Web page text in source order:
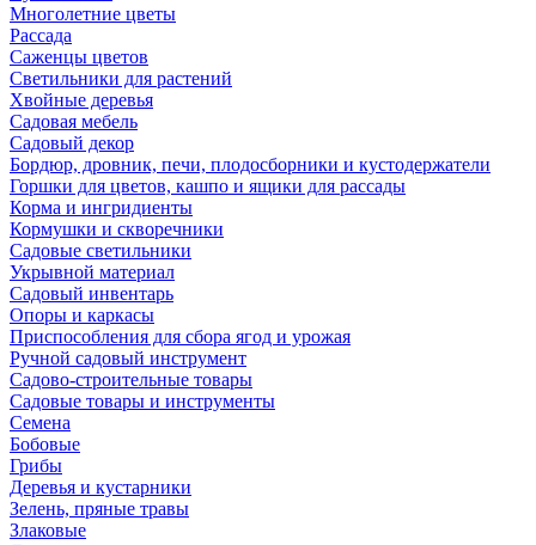
Многолетние цветы
Рассада
Саженцы цветов
Светильники для растений
Хвойные деревья
Садовая мебель
Садовый декор
Бордюр, дровник, печи, плодосборники и кустодержатели
Горшки для цветов, кашпо и ящики для рассады
Корма и ингридиенты
Кормушки и скворечники
Садовые светильники
Укрывной материал
Садовый инвентарь
Опоры и каркасы
Приспособления для сбора ягод и урожая
Ручной садовый инструмент
Садово-строительные товары
Садовые товары и инструменты
Семена
Бобовые
Грибы
Деревья и кустарники
Зелень, пряные травы
Злаковые